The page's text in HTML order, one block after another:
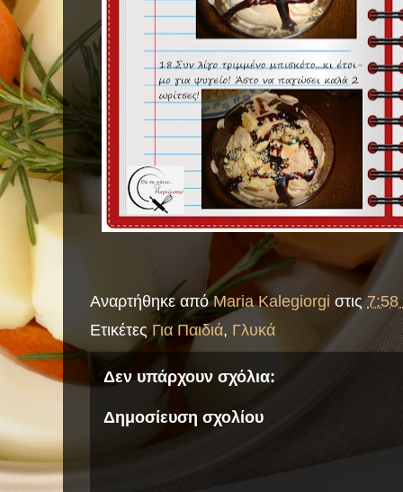
Αναρτήθηκε απόMaria Kalegiorgi στις
ΕτικέτεςΓια Παιδιά, Γλυκά
Δεν υπάρχουν σχόλια:
Δημοσίευση σχολίου